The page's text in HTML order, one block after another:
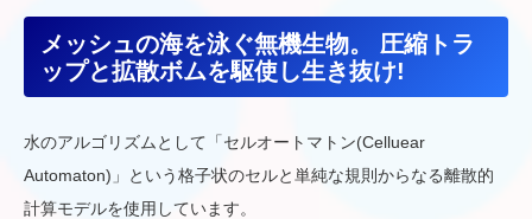
メッシュの海を泳ぐ無機生物。 圧縮トラ
ップと拡散ボムを駆使し生き抜け!
水のアルゴリズムとして「セルオートマトン(Celluear
Automaton)」という格子状のセルと単純な規則からなる離散的
計算モデルを使用しています。